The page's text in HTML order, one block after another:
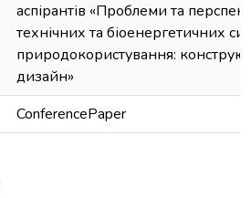
аспірантів «Проблеми та
технічних та біоенергетичних
природокористування:
дизайн»
ConferencePaper